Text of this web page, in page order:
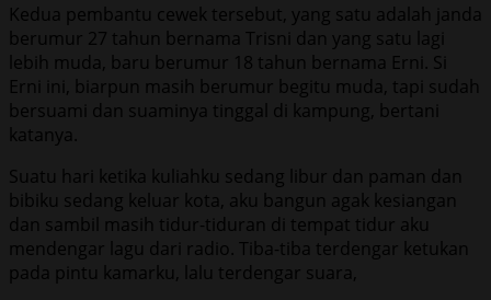
Kedua pembantu cewek tersebut, yang satu adalah janda
berumur 27 tahun bernama Trisni dan yang satu lagi
lebih muda, baru berumur 18 tahun bernama Erni. Si
Erni ini, biarpun masih berumur begitu muda, tapi sudah
bersuami dan suaminya tinggal di kampung, bertani
katanya.
Suatu hari ketika kuliahku sedang libur dan paman dan
bibiku sedang keluar kota, aku bangun agak kesiangan
dan sambil masih tidur-tiduran di tempat tidur aku
mendengar lagu dari radio. Tiba-tiba terdengar ketukan
pada pintu kamarku, lalu terdengar suara,